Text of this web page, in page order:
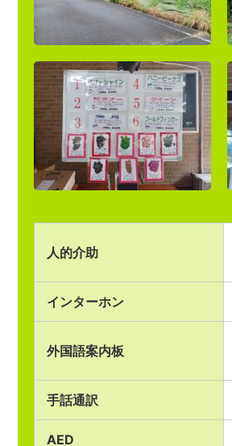
人的介助
インターホン
外国語案内板
手話通訳
AED